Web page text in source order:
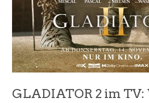
GLADIATOR 2 im